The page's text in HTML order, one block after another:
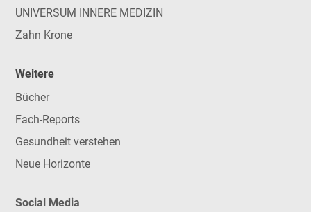
UNIVERSUM INNERE MEDIZIN
Zahn Krone
Weitere
Bücher
Fach-Reports
Gesundheit verstehen
Neue Horizonte
Social Media